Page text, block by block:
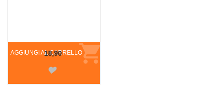
AGGIUNGI AL CARRELLO
18,90